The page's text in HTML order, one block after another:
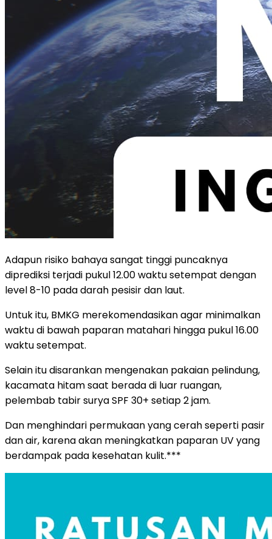
Adapun risiko bahaya sangat tinggi puncaknya
diprediksi terjadi pukul 12.00 waktu setempat dengan
level 8-10 pada darah pesisir dan laut.
Untuk itu, BMKG merekomendasikan agar minimalkan
waktu di bawah paparan matahari hingga pukul 16.00
waktu setempat.
Selain itu disarankan mengenakan pakaian pelindung,
kacamata hitam saat berada di luar ruangan,
pelembab tabir surya SPF 30+ setiap 2 jam.
Dan menghindari permukaan yang cerah seperti pasir
dan air, karena akan meningkatkan paparan UV yang
berdampak pada kesehatan kulit.***